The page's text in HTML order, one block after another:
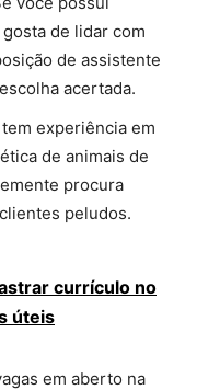
de lidar com
de assistente
acertada.
experiência em
de animais de
procura
peludos.
currículo no
úteis
em aberto na